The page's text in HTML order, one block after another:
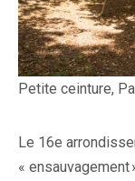
Petite ceinture,
Le 16e
« ensauvagement